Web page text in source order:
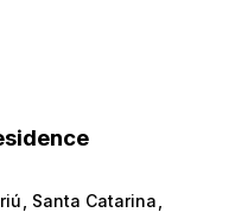
Santa Catarina